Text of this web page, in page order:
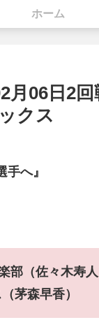
ホーム
月06日2
クス
手へ』
部（佐々木寿
茅森早香）